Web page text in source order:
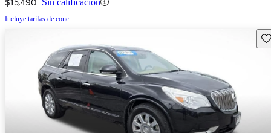
Incluye tarifas de conc.